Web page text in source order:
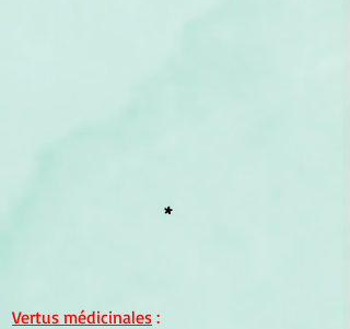
*
Vertus médicinales :